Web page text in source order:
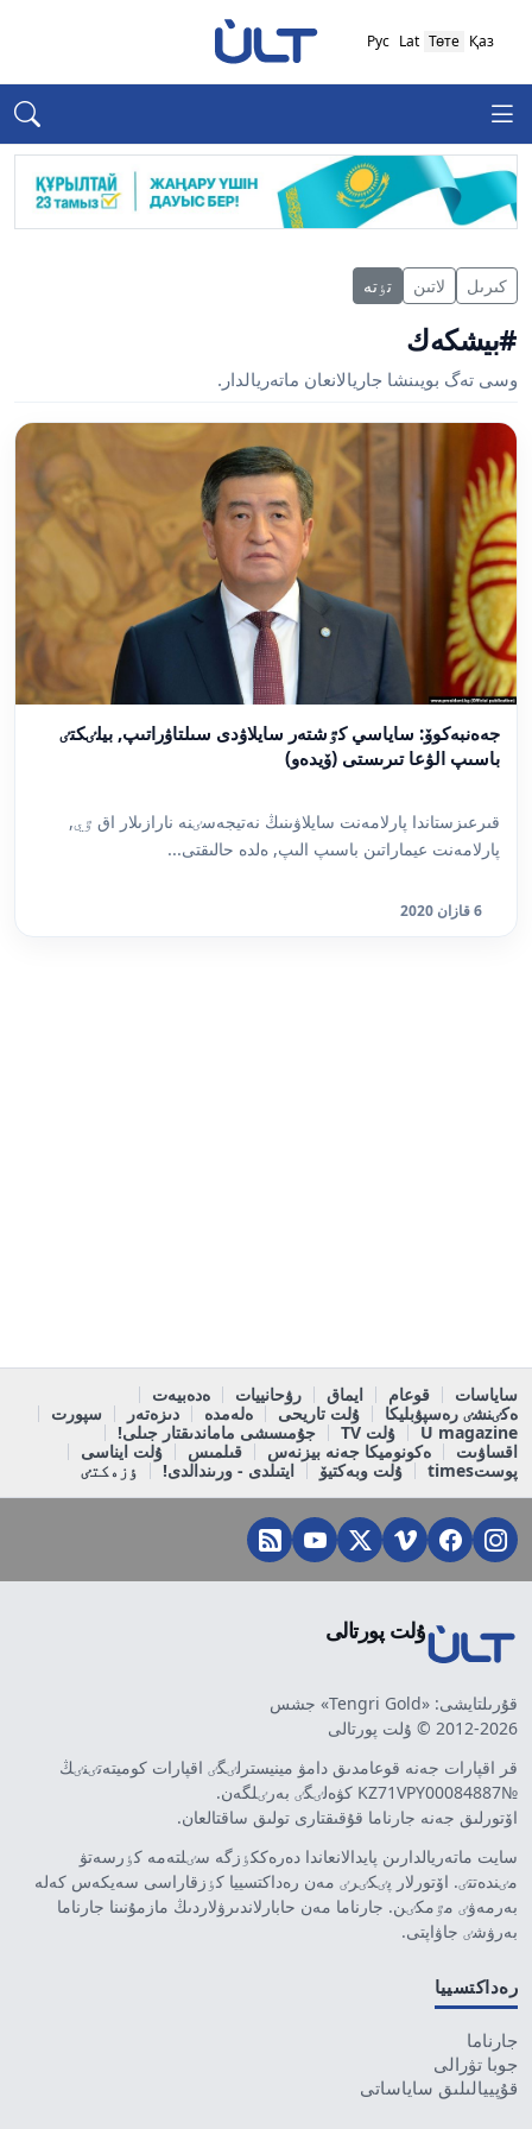
Қаз
Төте
Lat
Рус
كىرىل لاتىن تٶتە
#بيشكەك
وسى تەگ بويىنشا جاريالانعان ماتەريالدار.
جەەنبەكوۆ: ساياسي كٷشتەر سايلاۋدى سىلتاۋراتىپ, بيلٸكتٸ
باسىپ الۋعا تىرىستى (ۆيدەو)
قىرعىزستاندا پارلامەنت سايلاۋىنىڭ نەتيجەسٸنە نارازىلار اق ٷي,
پارلامەنت عيماراتىن باسىپ الىپ, ەلدە حالىقتى...
6 قازان 2020
ساياسات قوعام ايماق رۋحانييات
ەدەبيەت
ەكٸنشٸ رەسپۋبليكا
ۇلت تاريحى ەلەمدە دىزەتەر
سپورت
U magazine
ۇلت TV
جۇمىسشى ماماندىقتار جىلى!
اقساۋىت
ەكونوميكا جەنە بيزنەس قىلمىس
ۇلت ايناسى
پوستtimes
ۇلت وبەكتيۆ ايتىلدى - ورىندالدى! ٶزەكتٸ
ۇلت پورتالى
قۇرىلتايشى: «Tengri Gold» جشس
2012-2026 © ۇلت پورتالى
قر اقپارات جەنە قوعامدىق دامۋ مينيسترلٸگٸ اقپارات كوميتەتٸنٸڭ
№KZ71VPY00084887 كۋەلٸگٸ بەرٸلگەن.
اۆتورلىق جەنە جارناما قۇقىقتارى تولىق ساقتالعان.
سايت ماتەريالدارىن پايدالانعاندا دەرەككٶزگە سٸلتەمە كٶرسەتۋ
مٸندەتتٸ. اۆتورلار پٸكٸرٸ مەن رەداكتسييا كٶزقاراسى سەيكەس كەلە
بەرمەۋٸ مٷمكٸن. جارناما مەن حابارلاندىرۋلاردىڭ مازمۇنىنا جارناما
بەرۋشٸ جاۋاپتى.
رەداكتسييا
جارناما
جوبا تۋرالى
قۇپييالىلىق ساياساتى